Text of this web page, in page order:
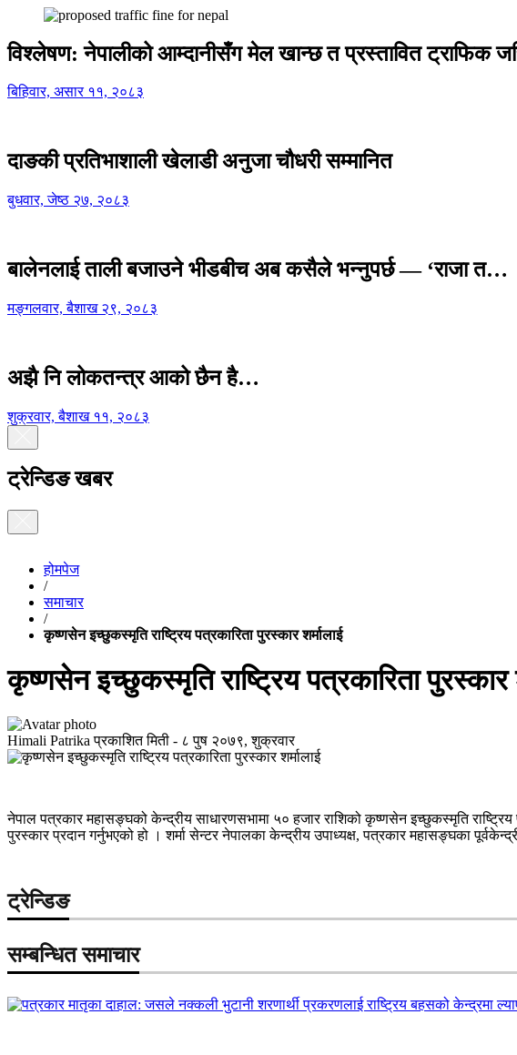
विश्लेषण: नेपालीको आम्दानीसँग मेल खान्छ त प्रस्तावित ट्राफिक
बिहिवार, असार ११, २०८३
दाङकी प्रतिभाशाली खेलाडी अनुजा चौधरी सम्मानित
बुधवार, जेष्ठ २७, २०८३
बालेनलाई ताली बजाउने भीडबीच अब कसैले भन्नुपर्छ — ‘राजा त…
मङ्गलवार, बैशाख २९, २०८३
अझै नि लोकतन्त्र आको छैन है…
शुक्रवार, बैशाख ११, २०८३
ट्रेन्डिङ खबर
होमपेज
/
समाचार
/
कृष्णसेन इच्छुकस्मृति राष्ट्रिय पत्रकारिता पुरस्कार शर्मालाई
कृष्णसेन इच्छुकस्मृति राष्ट्रिय पत्रकारिता पुरस्कार
Himali Patrika प्रकाशित मिती - ८ पुष २०७९, शुक्रवार
नेपाल पत्रकार महासङ्घको केन्द्रीय साधारणसभामा ५० हजार राशिको कृष्णसेन इच्छुकस्मृति राष्ट्रिय
पुरस्कार प्रदान गर्नुभएको हो । शर्मा सेन्टर नेपालका केन्द्रीय उपाध्यक्ष, पत्रकार महासङ्घका
ट्रेन्डिङ
सम्बन्धित समाचार